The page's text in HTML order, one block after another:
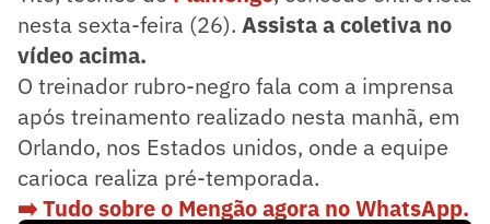
nesta sexta-feira (26). Assista a coletiva no
vídeo acima.
O treinador rubro-negro fala com a imprensa
após treinamento realizado nesta manhã, em
Orlando, nos Estados unidos, onde a equipe
carioca realiza pré-temporada.
➡️ Tudo sobre o Mengão agora no WhatsApp.